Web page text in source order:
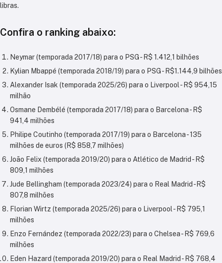
libras.
Confira o ranking abaixo:
Neymar (temporada 2017/18) para o PSG - R$ 1.412,1 bilhões
Kylian Mbappé (temporada 2018/19) para o PSG - R$1.144,9 bilhões
Alexander Isak (temporada 2025/26) para o Liverpool - R$ 954,15
milhão
Osmane Dembélé (temporada 2017/18) para o Barcelona - R$
941,4 milhões
Philipe Coutinho (temporada 2017/19) para o Barcelona - 135
milhões de euros (R$ 858,7 milhões)
João Felix (temporada 2019/20) para o Atlético de Madrid - R$
809,1 milhões
Jude Bellingham (temporada 2023/24) para o Real Madrid -R$
807,8 milhões
Florian Wirtz (temporada 2025/26) para o Liverpool - R$ 795,1
milhões
Enzo Fernández (temporada 2022/23) para o Chelsea - R$ 769,6
milhões
Eden Hazard (temporada 2019/20) para o Real Madrid - R$ 768,4